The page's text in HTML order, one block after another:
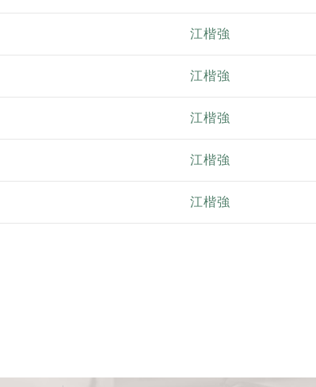
江楷強
江楷強
江楷強
江楷強
江楷強